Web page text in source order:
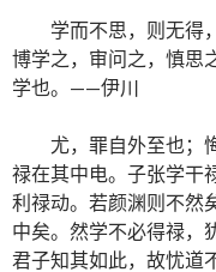
学而不思，则无得
博学之，审问之，慎思
学也。——伊川
尤，罪自外至也；
禄在其中电。子张学干
利禄动。若颜渊则不然
中矣。然学不必得禄，
君子知其如此，故忧道